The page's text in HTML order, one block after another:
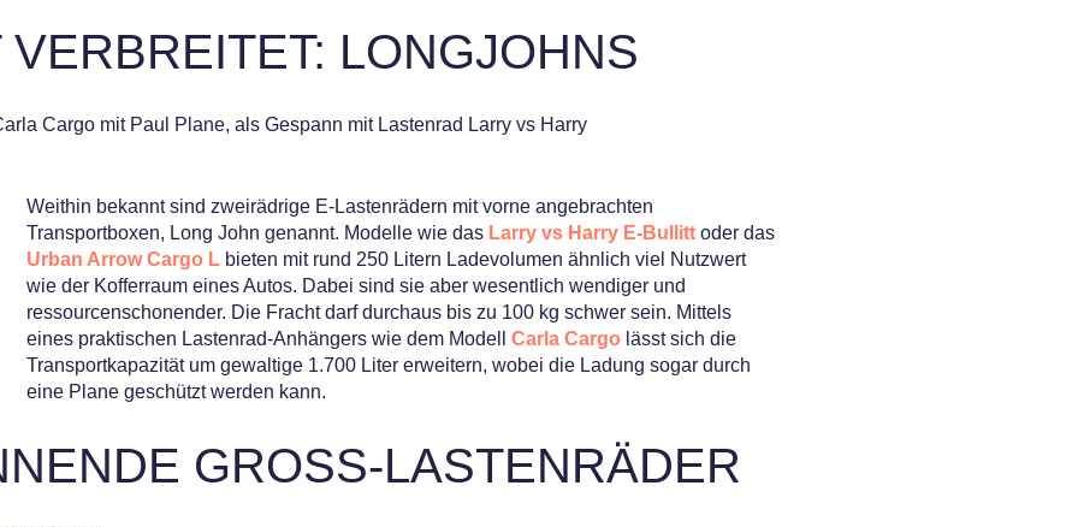
VERBREITET: LONGJOHNS
Weithin bekannt sind zweirädrige E-Lastenrädern mit vorne angebrachten
Transportboxen, Long John genannt. Modelle wie dasLarry vs Harry E-Bullittoder das
Urban Arrow Cargo Lbieten mit rund 250 Litern Ladevolumen ähnlich viel Nutzwert
wie der Kofferraum eines Autos. Dabei sind sie aber wesentlich wendiger und
ressourcenschonender. Die Fracht darf durchaus bis zu 100 kg schwer sein. Mittels
eines praktischen Lastenrad-Anhängers wie dem Modell Carla Cargo lässt sich die
Transportkapazität um gewaltige 1.700 Liter erweitern, wobei die Ladung sogar durch
eine Plane geschützt werden kann.
GROSS-LASTENRÄDER